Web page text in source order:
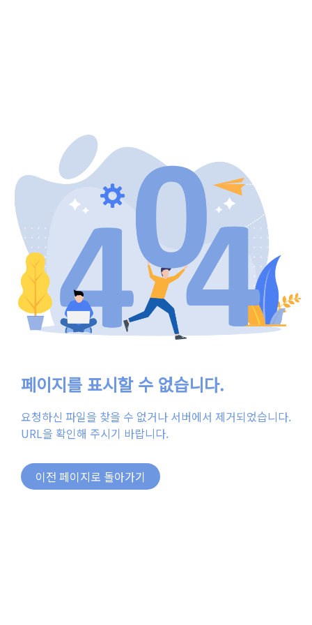
페이지를 표시할 수 없습니다.
요청하신 파일을 찾을 수 없거나 서버에서 제거되었습니다.
URL을 확인해 주시기 바랍니다.
이전 페이지로 돌아가기